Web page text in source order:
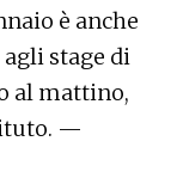
è anche
stage di
al mattino,
—